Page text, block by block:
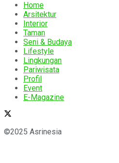
Home
Arsitektur
Interior
Taman
Seni & Budaya
Lifestyle
Lingkungan
Pariwisata
Profil
Event
E-Magazine
©2025 Asrinesia